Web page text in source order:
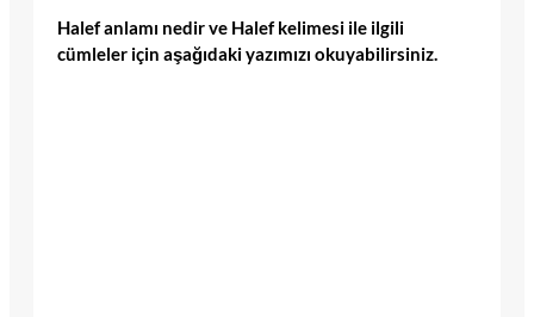
Halef anlamı nedir ve Halef kelimesi ile ilgili
cümleler için aşağıdaki yazımızı okuyabilirsiniz.